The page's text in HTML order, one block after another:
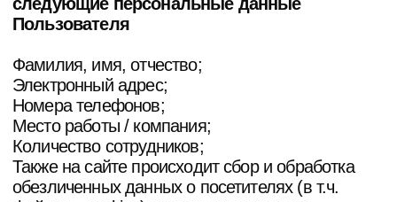
персональные данные Оператору,
Пользователь выражает свое согласие с данной
о Пользователе в случае, если это разрешено в
настройках браузера Пользователя (включено
сохранение файлов «cookie» и использование
технологии JavaScript).
6. Порядок сбора, хранения, передачи и
других видов обработки персональных
данных